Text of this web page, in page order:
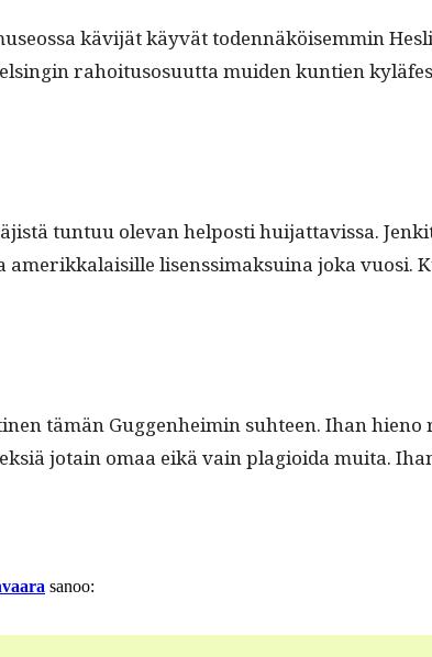
kävi­jät käyvät toden­näköisem­min
rahoi­tu­so­su­ut­ta muiden kun­tien
tun­tuu ole­van hel­posti hui­jat­tavis­sa.
amerikkalaisille lisenssi­mak­suina joka vuosi.
tämän Guggen­heimin suh­teen. Ihan
jotain omaa eikä vain pla­gioi­da mui­ta.
sanoo: